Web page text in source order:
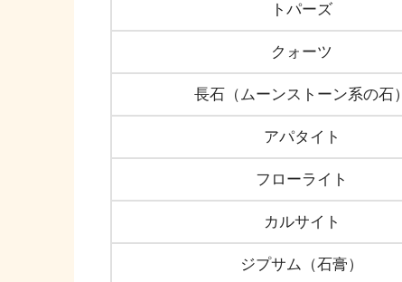
トパーズ
クォーツ
長石（ムーンストーン系の石）
アパタイト
フローライト
カルサイト
ジプサム（石膏）